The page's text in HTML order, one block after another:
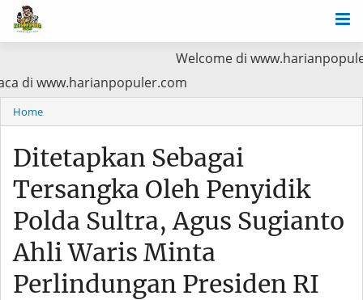
Welcome di www.harianpopuler.com
Baca di www.harianpopuler.com
Home
Ditetapkan Sebagai
Tersangka Oleh Penyidik
Polda Sultra, Agus Sugianto
Ahli Waris Minta
Perlindungan Presiden RI